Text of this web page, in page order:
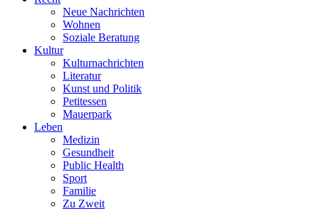
Neue Nachrichten
Wohnen
Soziale Beratung
Kultur
Kulturnachrichten
Literatur
Kunst und Politik
Petitessen
Mauerpark
Leben
Medizin
Gesundheit
Public Health
Sport
Familie
Zu Zweit